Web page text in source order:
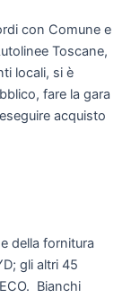
con Comune e
Toscane,
locali, si è
fare la gara
acquisto
della fornitura
gli altri 45
Bianchi